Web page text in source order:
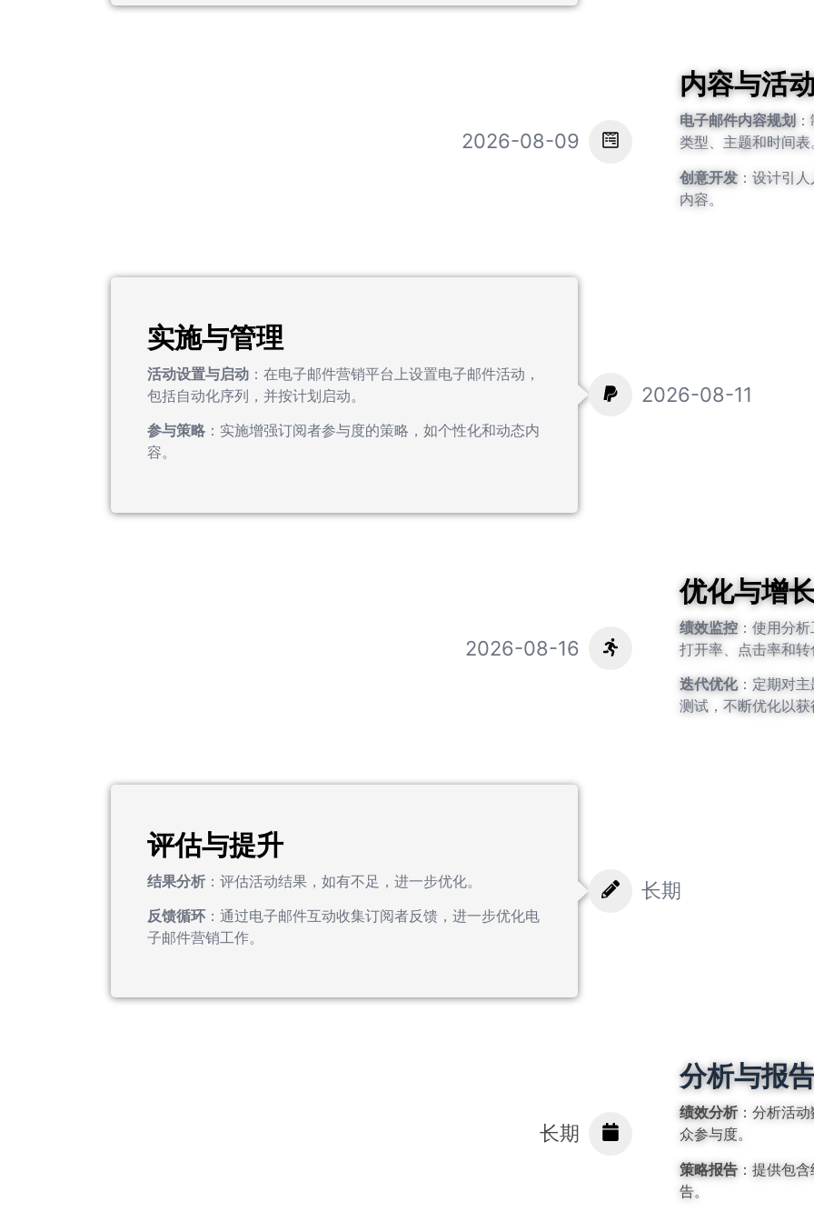
内容与活
电子邮件内容规划
类型、主题和时间表
创意开发：设计引
内容。
2026-08-09
实施与管理
活动设置与启动 ：在电子邮件营销平台上设置电子邮件活动，
包括自动化序列，并按计划启动。
参与策略 ：实施增强订阅者参与度的策略，如个性化和动态内
容。
2026-08-11
优化与增
绩效监控：使用分
打开率、点击率和转
迭代优化：定期对
测试，不断优化以
2026-08-16
评估与提升
结果分析 ：评估活动结果，如有不足，进一步优化。
反馈循环 ：通过电子邮件互动收集订阅者反馈，进一步优化电
子邮件营销工作。
长期
分析与报
绩效分析：分析活
众参与度。
策略报告：提供包
告。
长期